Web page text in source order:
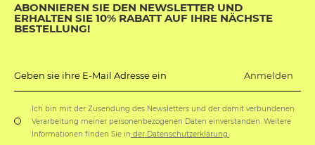
ABONNIEREN SIE DEN NEWSLETTER UND
ERHALTEN SIE 10% RABATT AUF IHRE NÄCHSTE
BESTELLUNG!
Geben sie ihre E-Mail Adresse ein Anmelden
Ich bin mit der Zusendung des Newsletters und der damit verbundenen
Verarbeitung meiner personenbezogenen Daten einverstanden. Weitere
Informationen finden Sie in der Datenschutzerklärung.